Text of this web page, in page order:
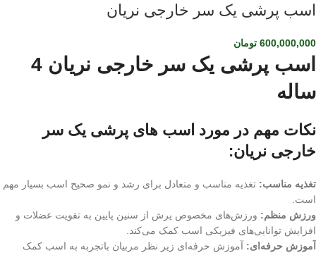
اسب پرشی یک سر خارجی نریان
600,000,000 تومان
اسب پرشی یک سر خارجی نریان 4
ساله
نکات مهم در مورد اسب های پرشی یک سر
خارجی نریان:
تغذیه مناسب: تغذیه مناسب و متعادل برای رشد و نمو صحیح اسب بسیار مهم
است.
ورزش منظم: ورزش‌های مخصوص پرش از سنین پایین به تقویت عضلات و
افزایش توانایی‌های فیزیکی اسب کمک می‌کند.
آموزش حرفه‌ای: آموزش حرفه‌ای زیر نظر مربیان باتجربه به اسب کمک